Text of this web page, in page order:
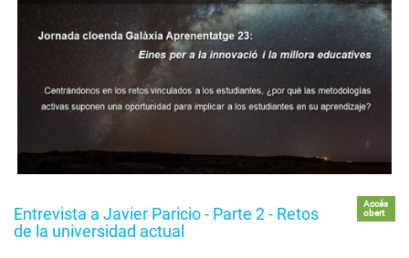
Entrevista a Javier Paricio - Parte 2 - Retos
de la universidad actual
Accés
obert